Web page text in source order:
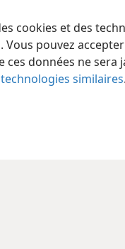
cookies et des
pouvez
données ne
similaires